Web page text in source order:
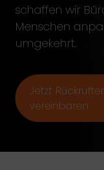
schaffen wir
Menschen
umgekehrt.
Jetzt
vereinbaren